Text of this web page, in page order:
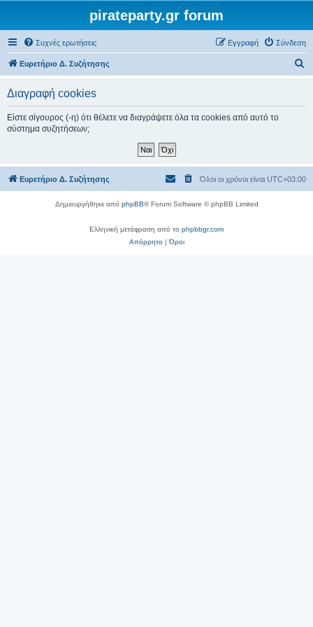
pirateparty.gr forum
Συχνές ερωτήσεις Σύνδεση
Εγγραφή
Ευρετήριο Δ. Συζήτησης
σ
Διαγραφή cookies
Είστε σίγουρος (-η) ότι θέλετε να διαγράψετε όλα τα cookies από αυτό το
σύστημα συζητήσεων;
Ευρετήριο Δ. Συζήτησης Όλοι οι χρόνοι είναι UTC+03:00
Δημιουργήθηκε από phpBB® Forum Software © phpBB Limited
Ελληνική μετάφραση από το phpbbgr.com
Απόρρητο|Όροι